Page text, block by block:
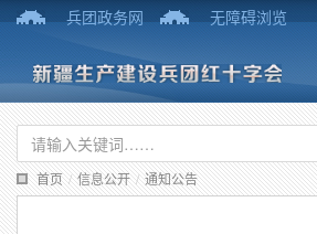
兵团政务网 无障碍浏览
首页 / 信息公开 / 通知公告